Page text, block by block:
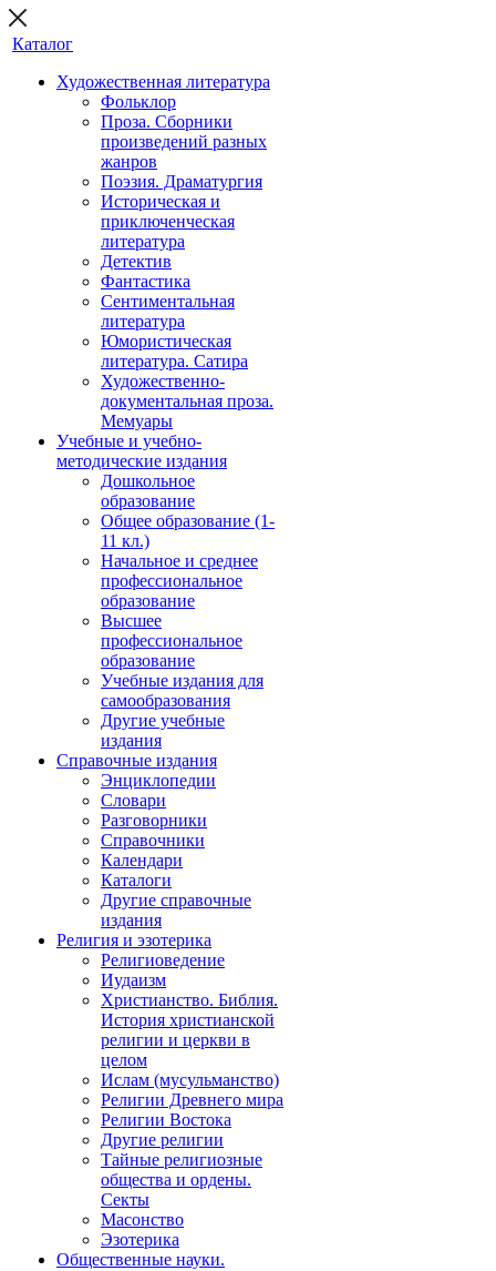
Каталог
Художественная литература
Фольклор
Проза. Сборники
произведений разных
жанров
Поэзия. Драматургия
Историческая и
приключенческая
литература
Детектив
Фантастика
Сентиментальная
литература
Юмористическая
литература. Сатира
Художественно-
документальная проза.
Мемуары
Учебные и учебно-
методические издания
Дошкольное
образование
Общее образование (1-
11 кл.)
Начальное и среднее
профессиональное
образование
Высшее
профессиональное
образование
Учебные издания для
самообразования
Другие учебные
издания
Справочные издания
Энциклопедии
Словари
Разговорники
Справочники
Календари
Каталоги
Другие справочные
издания
Религия и эзотерика
Религиоведение
Иудаизм
Христианство. Библия.
История христианской
религии и церкви в
целом
Ислам (мусульманство)
Религии Древнего мира
Религии Востока
Другие религии
Тайные религиозные
общества и ордены.
Секты
Масонство
Эзотерика
Общественные науки.